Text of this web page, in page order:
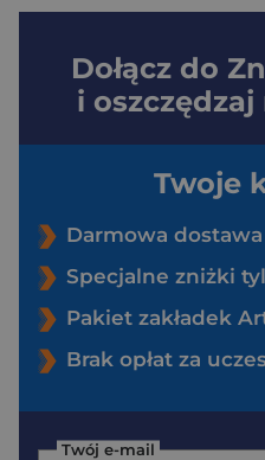
Dołącz do
i
Twoje
Darmowa dostawa
Specjalne zniżki
Pakiet zakładek
Brak opłat za
Twój e-mail